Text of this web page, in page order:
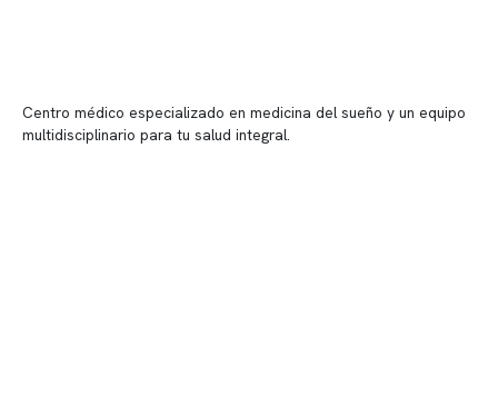
Centro médico especializado en medicina del sueño y un equipo
multidisciplinario para tu salud integral.